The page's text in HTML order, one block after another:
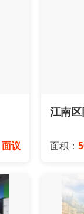
面议
江南
面积：